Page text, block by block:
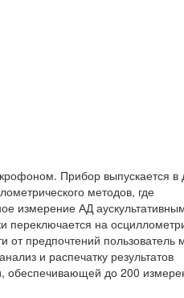
Прибор выпускается в
методов, где
измерение АД
на
от предпочтений пользователь
и распечатку результатов
обеспечивающей до 200